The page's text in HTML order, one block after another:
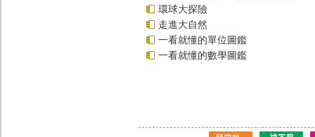
環球大探險
走進大自然
一看就懂的單位圖鑑
一看就懂的數學圖鑑